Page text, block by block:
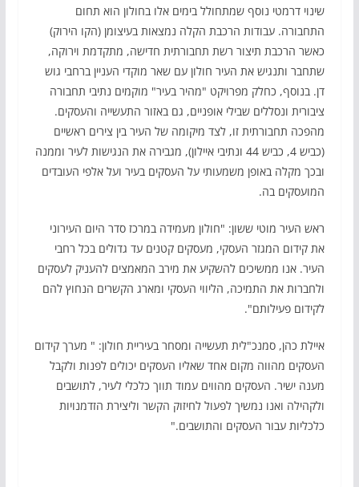
שינוי דרמטי נוסף שמתחולל בימים אלו בחולון הוא תחום
התחבורה. עבודות הרכבת הקלה נמצאות בעיצומן (הקו הירוק)
כאשר הרכבת תיצור רשת תחבורתית חדישה, מתקדמת וירוקה,
שתחבר ותנגיש את העיר חולון עם שאר מוקדי העניין ברחבי גוש
דן. בנוסף, כחלק מפרויקט "מהיר בעיר" מוקמים נתיבי תחבורה
ציבורית ונסללים שבילי אופניים, גם באזור התעשייה והעסקים.
מהפכה תחבורתית זו, לצד מיקומה של העיר בין צירים ראשיים
(כביש 4, כביש 44 ונתיבי איילון), מגבירה את הנגישות לעיר וממנה
ובכך מקלה באופן משמעותי על העסקים בעיר ועל אלפי העובדים
המועסקים בה.
ראש העיר מוטי ששון: "חולון מעמידה במרכז סדר היום העירוני
את קידום המגזר העסקי, מעסקים קטנים עד גדולים בכל רחבי
העיר. אנו ממשיכים להשקיע את מירב המאמצים להעניק לעסקים
ולחברות את התמיכה, הליווי העסקי ומארג הקשרים הנחוץ להם
לקידום פעילותם".
איילת כהן, סמנכ"לית תעשייה ומסחר בעיריית חולון: " מערך קידום
העסקים מהווה מקום אחד שאליו העסקים יכולים לפנות ולקבל
מענה ישיר. העסקים מהווים עמוד תווך כלכלי לעיר, לתושבים
ולקהילה ואנו נמשיך לפעול לחיזוק הקשר וליצירת הזדמנויות
כלכליות עבור העסקים והתושבים."